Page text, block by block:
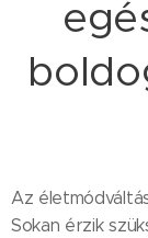
Az
Sokan érzik